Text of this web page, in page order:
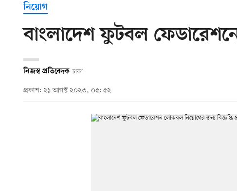
নিয়োগ
বাংলাদেশ ফুটবল
নিজস্ব প্রতিবেদক ঢাকা
প্রকাশ: ২১ আগস্ট ২০২৩, ০৫: ৫২